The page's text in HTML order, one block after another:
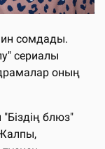
сомдады.
сериалы
оның
блюз"